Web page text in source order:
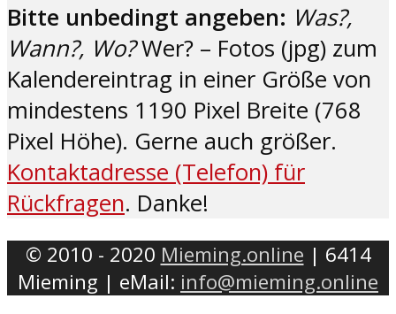
Bitte unbedingt angeben: Was?,
Wann?, Wo?Wer? – Fotos (jpg) zum
Kalendereintrag in einer Größe von
mindestens 1190 Pixel Breite (768
Pixel Höhe). Gerne auch größer.
Kontaktadresse (Telefon) für
Rückfragen. Danke!
© 2010 - 2020 Mieming.online | 6414
Mieming | eMail: info@mieming.online